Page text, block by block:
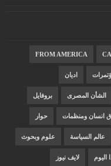
FROM AMERICA
اديان
الشأن المصرى بروفايل
انسان ومنظمات حوار
عالم السياسة علوم وبحوث
اليوم لايف نيوز